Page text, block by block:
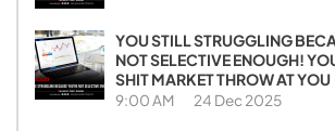
YOU STILL STRUGGLING
NOT SELECTIVE ENOUGH!
SHIT MARKET THROW AT YOU
9:00 AM 24 Dec 2025